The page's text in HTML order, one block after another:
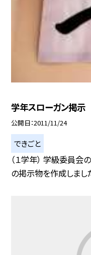
学年スローガン掲示
公開日 2011/11/24
できごと
（１学年） 学級委員会
の掲示物を作成しまし